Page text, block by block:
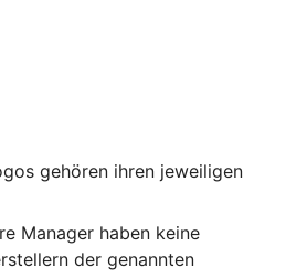
gehören ihren jeweiligen
Manager haben keine
der genannten